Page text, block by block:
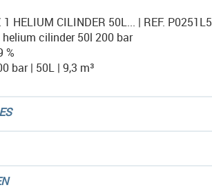
1 HELIUM CILINDER 50L... | REF.
cilinder 50l 200 bar
%
bar | 50L | 9,3 m³